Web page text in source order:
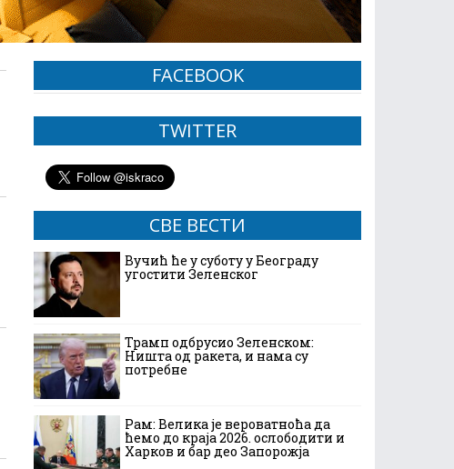
FACEBOOK
TWITTER
СВЕ ВЕСТИ
Вучић ће у суботу у Београду
угостити Зеленског
Трамп одбрусио Зеленском:
Ништа од ракета, и нама су
потребне
Рам: Велика је вероватноћа да
ћемо до краја 2026. ослободити и
Харков и бар део Запорожја